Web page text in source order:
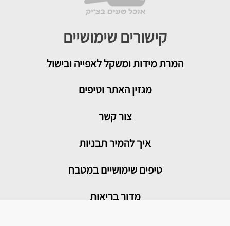
קישורים שימושיים
המרת מידות ומשקל לאפייה ובישול
מגזין האתר וטיפים
צור קשר
איך להמיר תבניות
טיפים שימושיים במטבח
מדור בריאות